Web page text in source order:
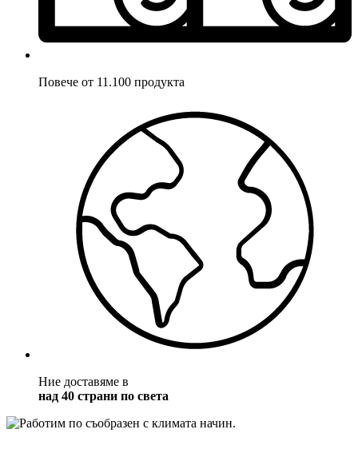
Повече от 11.100 продукта
Ние доставяме в
над 40 страни по света